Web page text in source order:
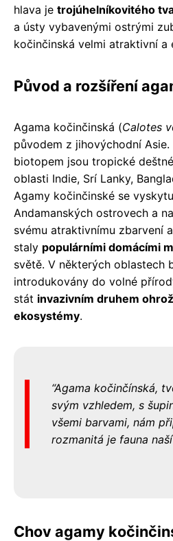
hlava je trojúhelníkovitého
a ústy vybavenými ostrými
kočinčinská velmi atraktivní a
Původ a rozšíření
Agama kočinčinská (Calotes
původem z jihovýchodní
biotopem jsou tropické
oblasti Indie, Srí Lanky,
Agamy kočinčinské se
Andamanských ostrovech a
svému atraktivnímu zbarvení
staly populárními domácími
světě. V některých oblastech
introdukovány do volné
stát invazivním druhem
ekosystémy.
Agama kočinčínská,
svým vzhledem, s
všemi barvami, nám
rozmanitá je fauna
Chov agamy